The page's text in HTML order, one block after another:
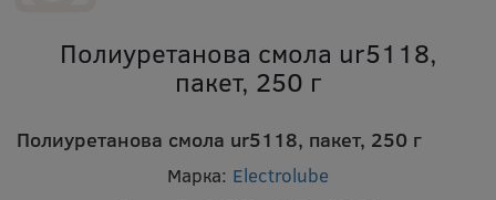
Полиуретанова смола ur5118,
пакет, 250 г
Полиуретанова смола ur5118, пакет, 250 г
Марка: Electrolube